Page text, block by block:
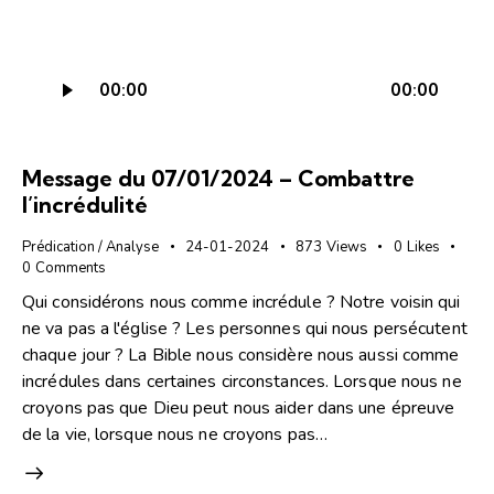
audio
00:00 00:00
Message du 07/01/2024 – Combattre
l’incrédulité
Prédication / Analyse 24-01-2024 873 Views 0 Likes
0 Comments
Qui considérons nous comme incrédule ? Notre voisin qui
ne va pas a l'église ? Les personnes qui nous persécutent
chaque jour ? La Bible nous considère nous aussi comme
incrédules dans certaines circonstances. Lorsque nous ne
croyons pas que Dieu peut nous aider dans une épreuve
de la vie, lorsque nous ne croyons pas…